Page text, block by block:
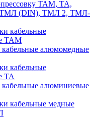
ТАМ, ТА,
(DIN), ТМЛ 2, ТМЛ-
алюмомедные
алюминиевые